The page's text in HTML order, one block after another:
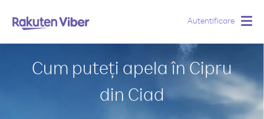
Autentificare
Cum puteți apela în Cipru
din Ciad